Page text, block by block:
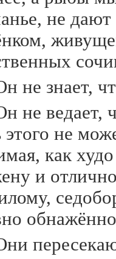
не
не знает,
не ведает,
этого не
как
и